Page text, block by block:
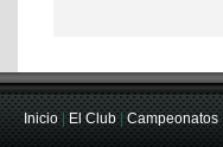
Inicio|El Club|Campeonatos|